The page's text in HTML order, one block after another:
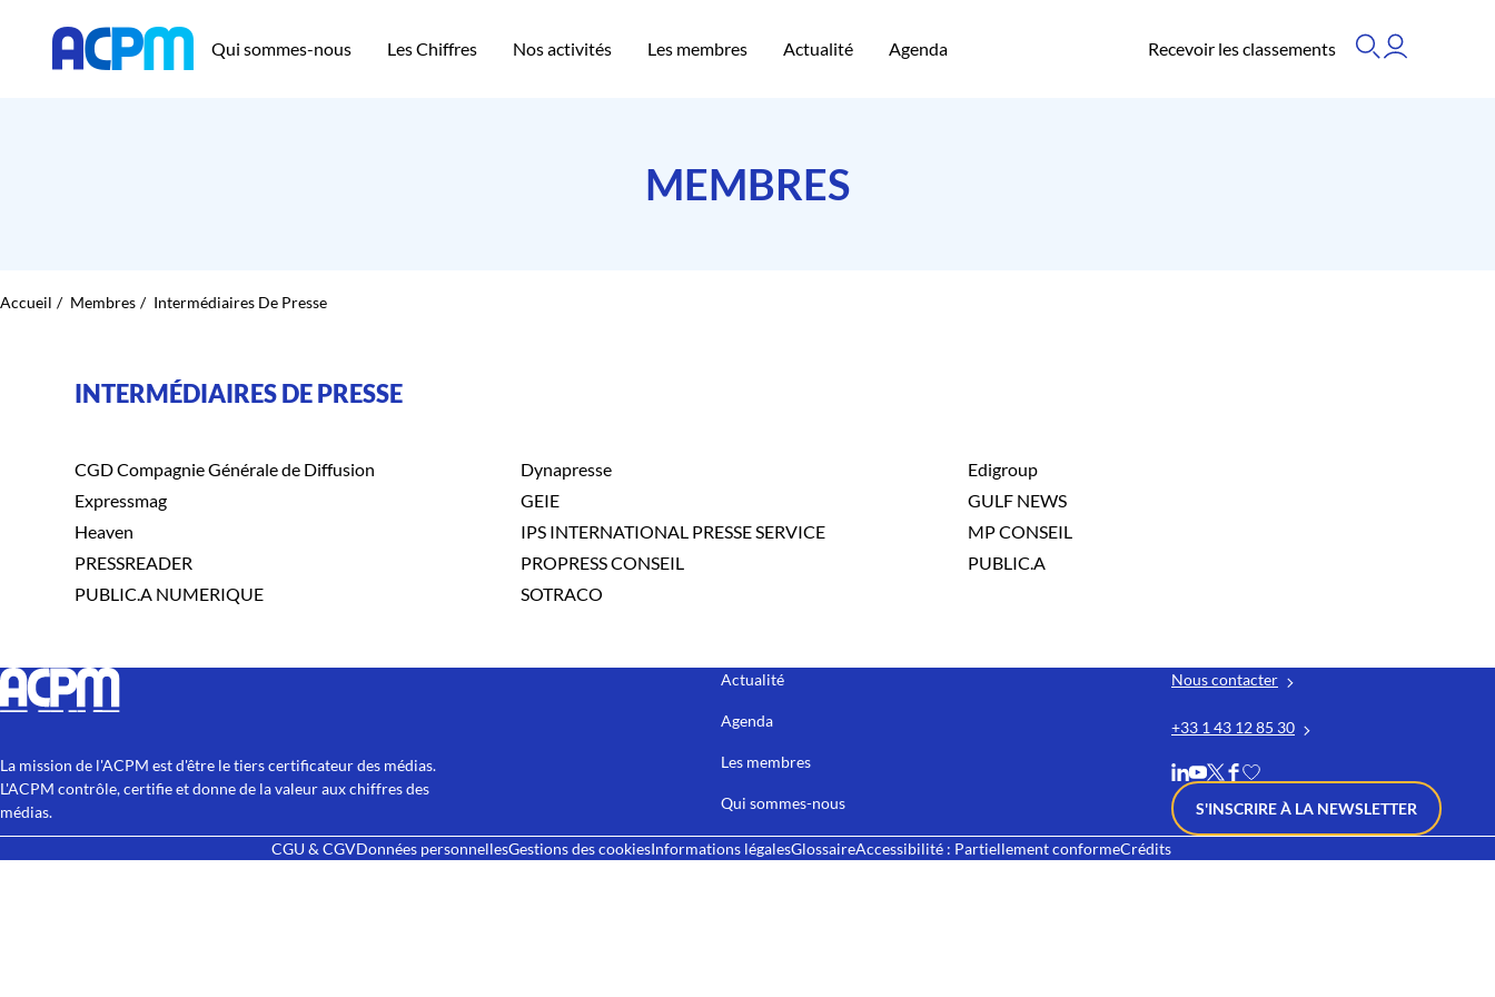
Qui sommes-nous Les Chiffres Nos activités Les membres Actualité Agenda Recevoir les classements
MEMBRES
Accueil Membres Intermédiaires De Presse
INTERMÉDIAIRES DE PRESSE
CGD Compagnie Générale de Diffusion Dynapresse
Edigroup
Expressmag
GEIE
GULF NEWS
Heaven
IPS INTERNATIONAL PRESSE SERVICE
MP CONSEIL
PRESSREADER
PROPRESS CONSEIL
PUBLIC.A
PUBLIC.A NUMERIQUE
SOTRACO
La mission de l'ACPM est d'être le tiers certificateur des médias.
L'ACPM contrôle, certifie et donne de la valeur aux chiffres des
médias.
Actualité
Agenda
Les membres
Qui sommes-nous
Nous contacter
+33 1 43 12 85 30
S'INSCRIRE À LA NEWSLETTER
CGU & CGVDonnées personnellesGestions des cookiesInformations légalesGlossaireAccessibilité : Partiellement conformeCrédits